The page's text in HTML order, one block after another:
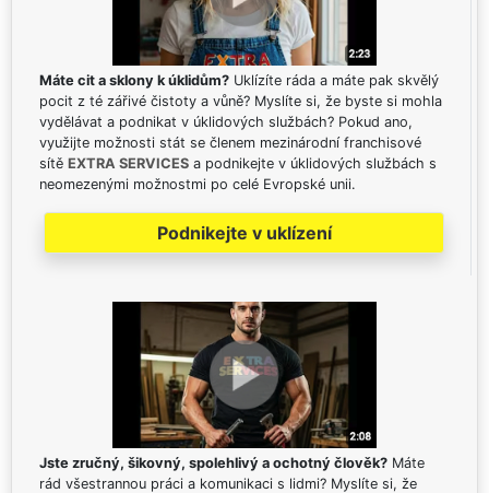
Máte cit a sklony k úklidům? Uklízíte ráda a máte pak skvělý
pocit z té zářivé čistoty a vůně? Myslíte si, že byste si mohla
vydělávat a podnikat v úklidových službách? Pokud ano,
využijte možnosti stát se členem mezinárodní franchisové
sítě EXTRA SERVICES a podnikejte v úklidových službách s
neomezenými možnostmi po celé Evropské unii.
Podnikejte v uklízení
Jste zručný, šikovný, spolehlivý a ochotný člověk? Máte
rád všestrannou práci a komunikaci s lidmi? Myslíte si, že